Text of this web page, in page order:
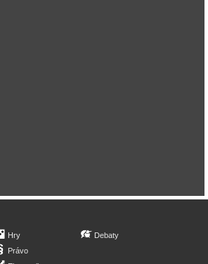
Hry
Právo
Debaty